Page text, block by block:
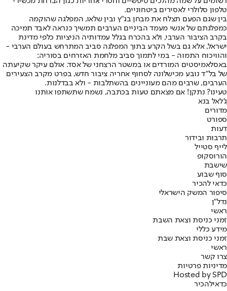
טלפון סלולרי לאסירים ביטחוניים.
בין שגם הפעם תצלח את מבחן בג"ץ ובין שלאו, המפלגה שהוקמה
כמפלגתם של אנשי מעמד הביניים הערבים תמשיך כנראה לאבד תמיכה
בקרב הציבור הערבי, ולא בהכרח בגלל עמדותיה הניציות כלפי מדינת
ישראל, אלא גם בשל הקרע בתוך המפלגה סביב המתרחש בעולם הערבי -
והוויכוח התמוה - במי לתמוך סביב מלחמת האזרחים בסוריה:
באסלאמיסטים המורדים או במשטר הרצחני של אסד. אולם עיקר שקיעתה
של בל"ד נובע מכישלונה לסחוף אחריה ציבור חדש, בפרט מקרב הצעירים
הערבים, שרבים מהם מעוניינים בהשתלבות - ולא בבדלנות.
טעינו? נתקן! אם מצאתם טעות בכתבה, נשמח שתשתפו אותנו
ג'לאל בנא
מדורים
ספורט
דעות
תרבות ובידור
לייף סטייל
הורוסקופ
שישבת
סוף שבוע
כדאי להכיר
סיפור המשק הישראלי
נדל"ן
ראשי
זמני כניסת וצאת השבת
מידע כללי
זמני כניסת וצאת שבת
ראשי
צרו קשר
מדיניות פרטיות
Hosted by SPD
כדאילהכיר